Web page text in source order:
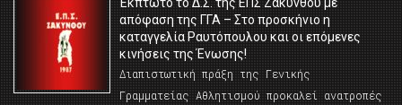
απόφαση της ΓΓΑ – Στο προσκήνιο η
καταγγελία Ραυτόπουλου και οι επόμενες
κινήσεις της Ένωσης!
Διαπιστωτική πράξη της Γενικής
Γραμματείας Αθλητισμού προκαλεί ανατροπές